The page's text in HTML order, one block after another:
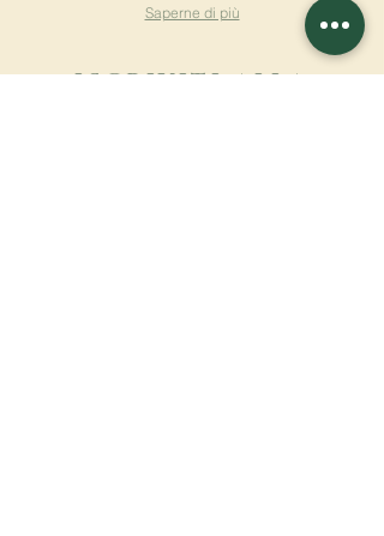
Saperne di più
ISCRIVITI ALLA